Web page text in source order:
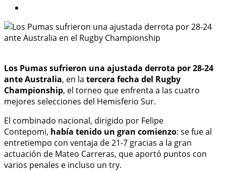
Los Pumas sufrieron una ajustada derrota por 28-24
ante Australia, en la tercera fecha del Rugby
Championship, el torneo que enfrenta a las cuatro
mejores selecciones del Hemisferio Sur.
El combinado nacional, dirigido por Felipe
Contepomi, había tenido un gran comienzo: se fue al
entretiempo con ventaja de 21-7 gracias a la gran
actuación de Mateo Carreras, que aportó puntos con
varios penales e incluso un try.